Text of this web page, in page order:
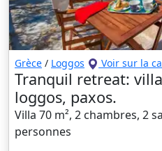
Grèce / Loggos Voir sur la
Tranquil retreat:
loggos, paxos.
Villa 70 m², 2 chambres, 2
personnes